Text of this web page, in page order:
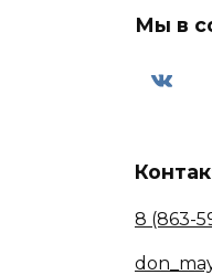
Мы в
8 (863-